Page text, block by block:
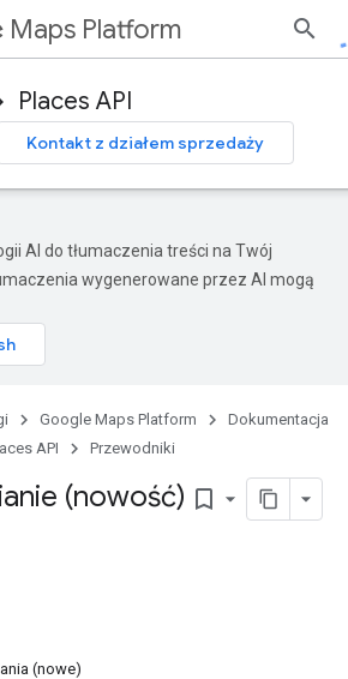
Maps Platform
Places API
Kontakt z działem sprzedaży
AI do tłumaczenia treści na Twój
wygenerowane przez AI mogą
Google Maps Platform
Dokumentacja
API Przewodniki
(nowość) bookmark_border
(nowe)